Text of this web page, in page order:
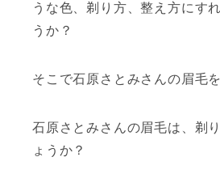
うな色、剃り方、整え方にす
うか？
そこで石原さとみさんの眉毛
石原さとみさんの眉毛は、剃
ょうか？